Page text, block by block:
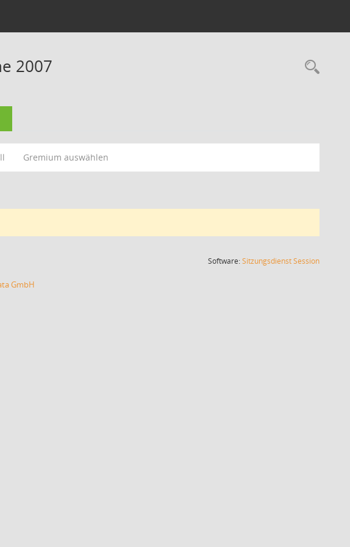
2007
Gremium auswählen
Software:SitzungsdienstSession(Wird in
GmbH